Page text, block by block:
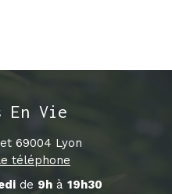
En Vie
69004 Lyon
téléphone
de 9h à 19h30